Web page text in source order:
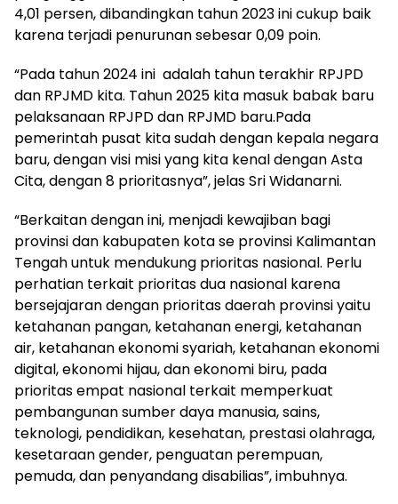
4,01 persen, dibandingkan tahun 2023 ini cukup baik
karena terjadi penurunan sebesar 0,09 poin.
“Pada tahun 2024 ini adalah tahun terakhir RPJPD
dan RPJMD kita. Tahun 2025 kita masuk babak baru
pelaksanaan RPJPD dan RPJMD baru.Pada
pemerintah pusat kita sudah dengan kepala negara
baru, dengan visi misi yang kita kenal dengan Asta
Cita, dengan 8 prioritasnya”, jelas Sri Widanarni.
“Berkaitan dengan ini, menjadi kewajiban bagi
provinsi dan kabupaten kota se provinsi Kalimantan
Tengah untuk mendukung prioritas nasional. Perlu
perhatian terkait prioritas dua nasional karena
bersejajaran dengan prioritas daerah provinsi yaitu
ketahanan pangan, ketahanan energi, ketahanan
air, ketahanan ekonomi syariah, ketahanan ekonomi
digital, ekonomi hijau, dan ekonomi biru, pada
prioritas empat nasional terkait memperkuat
pembangunan sumber daya manusia, sains,
teknologi, pendidikan, kesehatan, prestasi olahraga,
kesetaraan gender, penguatan perempuan,
pemuda, dan penyandang disabilias”, imbuhnya.